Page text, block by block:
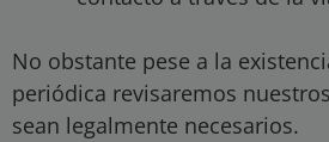
No obstante pese a la
periódica revisaremos
sean legalmente necesarios.